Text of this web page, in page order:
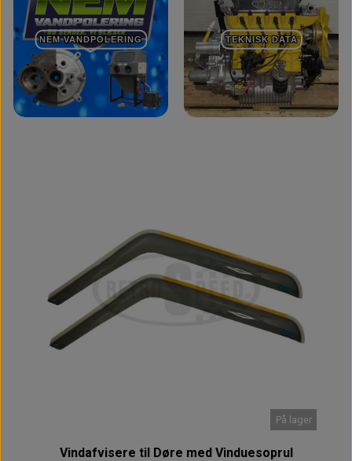
NEM VANDPOLERING TEKNISK DATA
På lager
Vindafvisere til Døre med Vinduesoprul